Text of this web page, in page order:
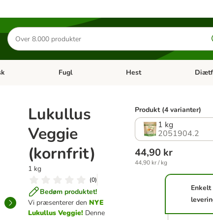
Søg
efter
produkter
kategori menu: GnaverÅben kategori menu: Fisk
Fugl Åben kategori menu: Fugl
Hest Åben
Lukullus
Veggie
(kornfrit)
1 kg
(0)
Bedøm produktet!
Vi præsenterer denNYE
Lukullus Veggie! Denne
Produkt (4 varianter)
1 kg
2051904.2
44,90 kr
44,90 kr / kg
Enkelt